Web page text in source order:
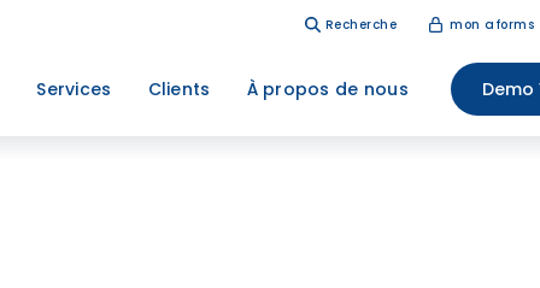
Recherche mon aforms
Services Clients À propos de nous Demo